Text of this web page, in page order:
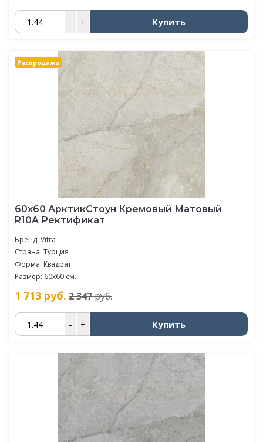
– + Купить
Распродажа
60х60 АрктикСтоун Кремовый Матовый
R10A Ректификат
Бренд: Vitra
Страна: Турция
Форма: Квадрат
Размер: 60х60 см.
1 713 руб. 2 347руб.
– + Купить